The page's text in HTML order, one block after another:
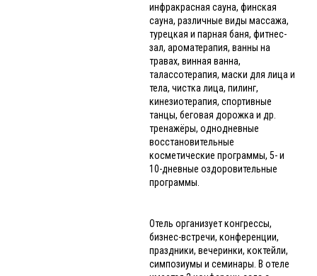
инфракрасная сауна, финская
сауна, различные виды массажа,
турецкая и парная баня, фитнес-
зал, ароматерапия, ванны на
травах, винная ванна,
талассотерапия, маски для лица и
тела, чистка лица, пилинг,
кинезиотерапия, спортивные
танцы, беговая дорожка и др.
тренажёры, однодневные
восстановительные
косметические программы, 5- и
10-дневные оздоровительные
программы.
Отель организует конгрессы,
бизнес-встречи, конференции,
праздники, вечеринки, коктейли,
симпозиумы и семинары. В отеле